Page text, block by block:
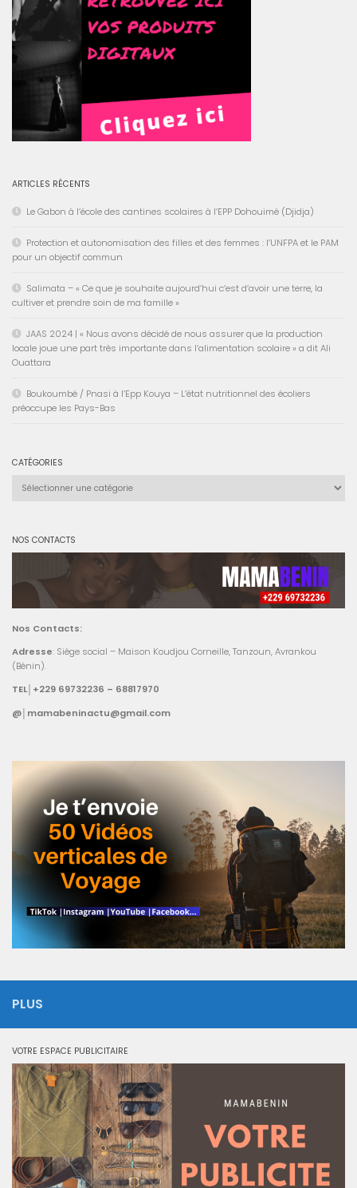
ARTICLES RÉCENTS
Le Gabon à l’école des cantines scolaires à l’EPP Dohouimè (Djidja)
Protection et autonomisation des filles et des femmes : l’UNFPA et le PAM
pour un objectif commun
Salimata – « Ce que je souhaite aujourd’hui c’est d’avoir une terre, la
cultiver et prendre soin de ma famille »
JAAS 2024 | « Nous avons décidé de nous assurer que la production
locale joue une part très importante dans l’alimentation scolaire » a dit Ali
Ouattara
Boukoumbé / Pnasi à l’Epp Kouya – L’état nutritionnel des écoliers
préoccupe les Pays-Bas
CATÉGORIES
NOS CONTACTS
Nos Contacts:
Adresse: Siège social – Maison Koudjou Corneille, Tanzoun, Avrankou
(Bénin).
TEL│+229 69732236 – 68817970
@│mamabeninactu@gmail.com
PLUS
VOTRE ESPACE PUBLICITAIRE